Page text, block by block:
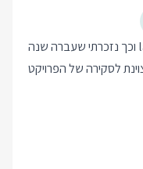
וכך נזכרתי שעברה שנה
לסקירה של הפרויקט